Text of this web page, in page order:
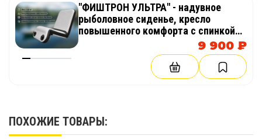
"ФИШТРОН УЛЬТРА" - надувное
рыболовное сиденье, кресло
повышенного комфорта с спинкой
из AirDeck (воздушная палуба) в
лодку, байдарку, каяк
9 900 ₽
ПОХОЖИЕ ТОВАРЫ: